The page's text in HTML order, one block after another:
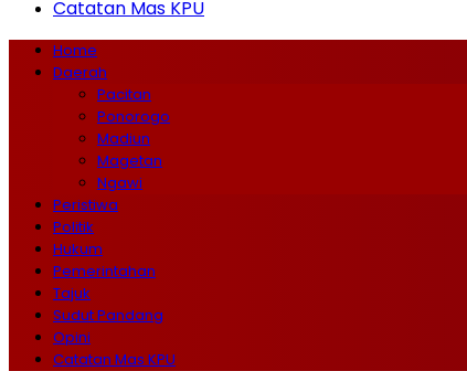
Catatan Mas KPU
Home
Daerah
Pacitan
Ponorogo
Madiun
Magetan
Ngawi
Peristiwa
Politik
Hukum
Pemerintahan
Tajuk
Sudut Pandang
Opini
Catatan Mas KPU